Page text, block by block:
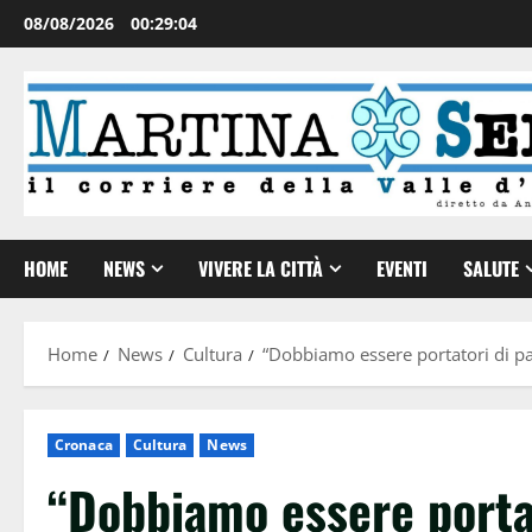
08/08/2026 00:29:04
HOME NEWS VIVERE LA CITTÀ EVENTI SALUTE
Home News Cultura “Dobbiamo essere portatori di
Cronaca Cultura News
“Dobbiamo essere